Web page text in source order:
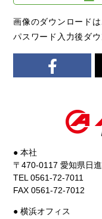
画像のダウンロード
パスワード入力後ダ
● 本社
〒470-0117 愛知県日
TEL 0561-72-7011
FAX 0561-72-7012
● 横浜オフィス